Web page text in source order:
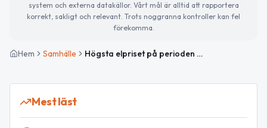
system och externa datakällor. Vårt mål är alltid att rapportera
korrekt, sakligt och relevant. Trots noggranna kontroller kan fel
förekomma.
Hem Samhälle Högsta elpriset på perioden i Tierp — kraftig ökning imorgon
Mest läst